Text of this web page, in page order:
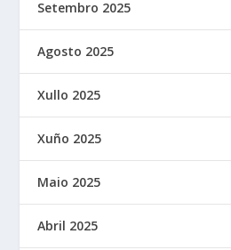
Setembro 2025
Agosto 2025
Xullo 2025
Xuño 2025
Maio 2025
Abril 2025